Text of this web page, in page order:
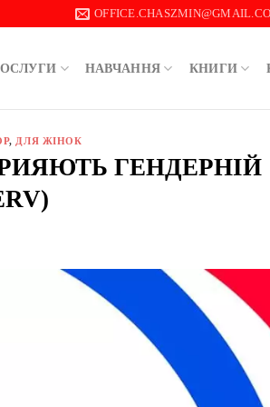
НАВЧАННЯ КНИГИ
, ДЛЯ ЖІНОК
ГЕНДЕРНІЙ